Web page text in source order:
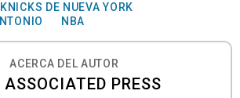
KNICKS DE NUEVA YORK
NBA
ACERCA DEL AUTOR
PRESS